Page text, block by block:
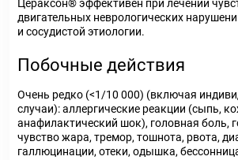
Цераксон®эффективен при лечении
двигательных неврологических
и сосудистой этиологии.
Побочные действия
Очень редко (<1/10 000) (включая
случаи): аллергические реакции (сыпь,
анафилактический шок), головная боль,
чувство жара, тремор, тошнота, рвота,
галлюцинации, отеки, одышка,